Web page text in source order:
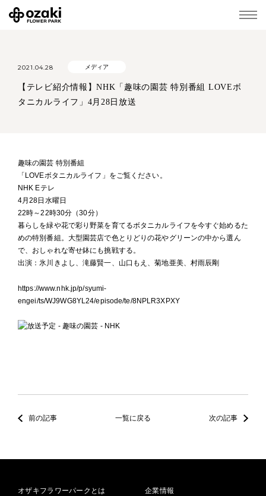
2021.04.28 メディア
【テレビ紹介情報】NHK「趣味の園芸 特別番組 LOVEボ
タニカルライフ」4月28日放送
趣味の園芸 特別番組
「LOVEボタニカルライフ」をご覧ください。
NHK Eテレ
4月28日水曜日
22時～22時30分（30分）
暮らしを緑や花で彩り野菜を育てるボタニカルライフを今すぐ始めるた
めの特別番組。大型園芸店で色とりどりの花やグリーンの中から選ん
で、おしゃれな寄せ鉢にも挑戦する。
出演：氷川きよし、滝藤賢一、山口もえ、菊地亜美、村雨辰剛
https://www.nhk.jp/p/syumi-
engei/ts/WJ9WG8YL24/episode/te/8NPLR3XPXY
前の記事 一覧に戻る 次の記事
オザキフラワーパークとは 企業情報